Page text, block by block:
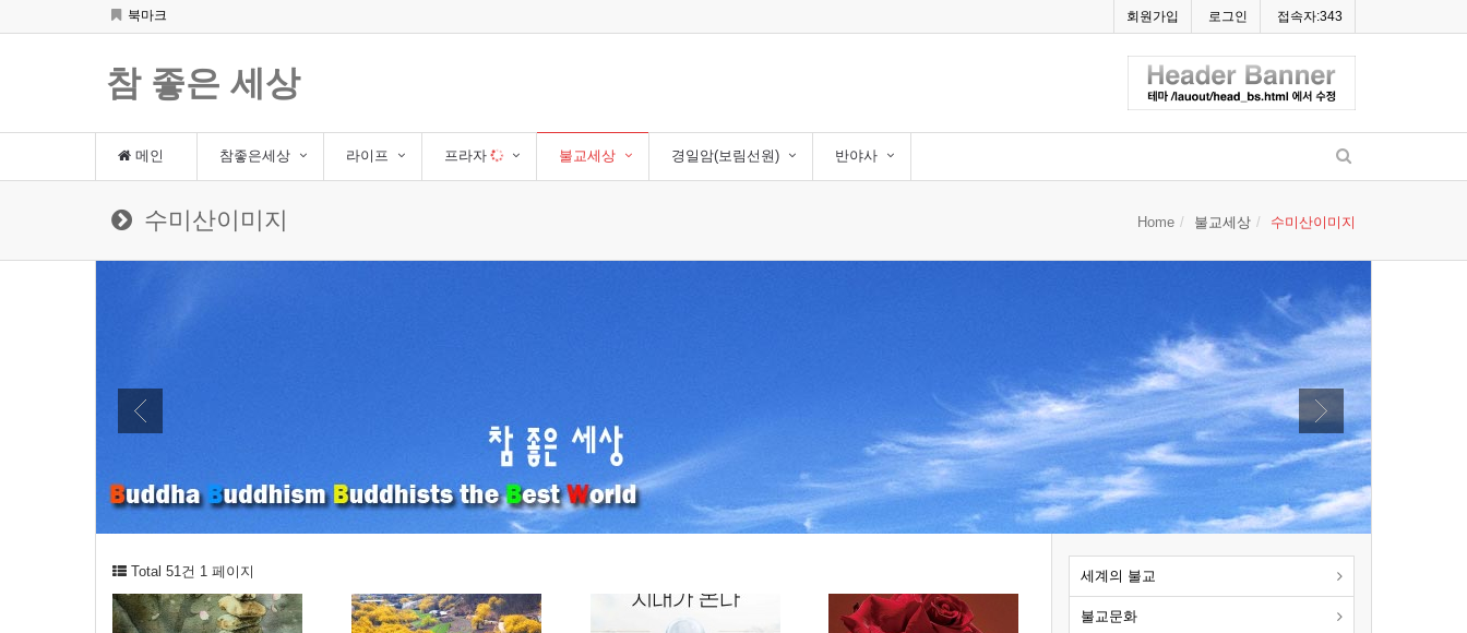
북마크 회원가입 로그인 접속자:343
참 좋은 세상
메인 참좋은세상 라이프 프라자 불교세상 경일암(보림선원) 반야사
수미산이미지 Home 불교세상 수미산이미지
Total 51건 1 페이지 세계의 불교
불교문화